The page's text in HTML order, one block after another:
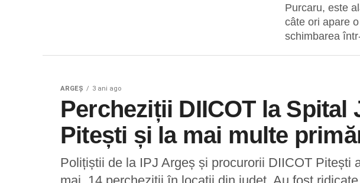
Purcaru, este
câte ori apare
schimbarea
ARGEȘ 3 ani ago
Percheziții DIICOT la Spital
Pitești și la mai multe
Polițiștii de la IPJ Argeș și procurorii DIICOT Pitești